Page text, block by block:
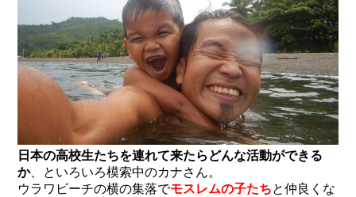
日本の高校生たちを連れて来たらどんな活動ができる
か、といろいろ模索中のカナさん。
ウラワビーチの横の集落でモスレムの子たちと仲良くな